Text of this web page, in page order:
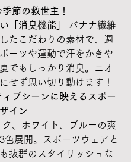
節の救世主！
「消臭機能」
バナナ繊維
たこだわりの素材で、週
ーツや運動で汗をかきや
でもしっかり消臭。ニオ
せず思い切り動けます！
イン
色展開。スポーツウェアと
抜群のスタイリッシュな